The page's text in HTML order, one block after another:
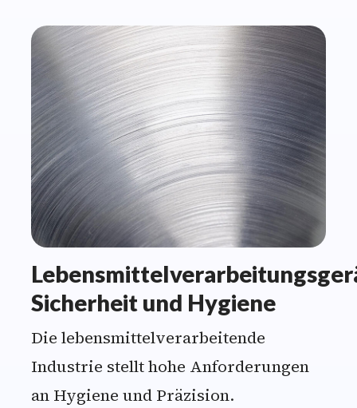
Sicherheit und Hygiene
Die lebensmittelverarbeitende
Industrie stellt hohe Anforderungen
an Hygiene und Präzision.